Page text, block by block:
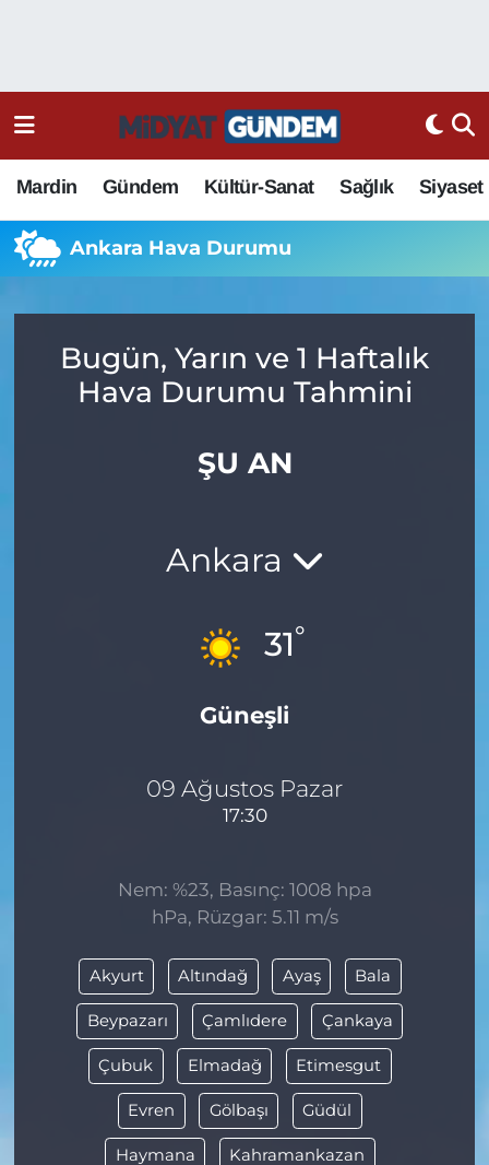
Mardin Gündem Kültür-Sanat Sağlık Siyaset
Ankara Hava Durumu
Bugün, Yarın ve 1 Haftalık
Hava Durumu Tahmini
ŞU AN
Ankara
31°
Güneşli
09 Ağustos Pazar
17:30
Nem: %23, Basınç: 1008 hpa
hPa, Rüzgar: 5.11 m/s
Akyurt Altındağ Ayaş Bala
Beypazarı Çamlıdere Çankaya
Çubuk Elmadağ Etimesgut
Evren Gölbaşı Güdül
Haymana Kahramankazan